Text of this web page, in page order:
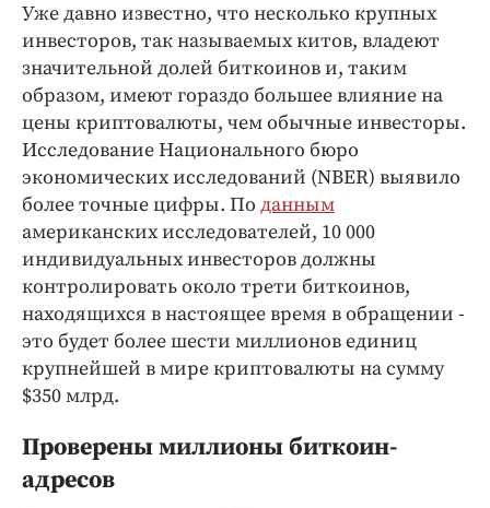
Экономика и бизнес
ПРОЕКТЫ
Блоги
Издания
Медиаперсона
Интересное чтиво
Бренд года
Работодатель года
Уже давно известно, что несколько крупных
инвесторов, так называемых китов, владеют
значительной долей биткоинов и, таким
образом, имеют гораздо большее влияние на
цены криптовалюты, чем обычные инвесторы.
Исследование Национального бюро
экономических исследований (NBER) выявило
более точные цифры. По данным
американских исследователей, 10 000
индивидуальных инвесторов должны
контролировать около трети биткоинов,
находящихся в настоящее время в обращении -
это будет более шести миллионов единиц
крупнейшей в мире криптовалюты на сумму
$350 млрд.
Проверены миллионы биткоин-
адресов